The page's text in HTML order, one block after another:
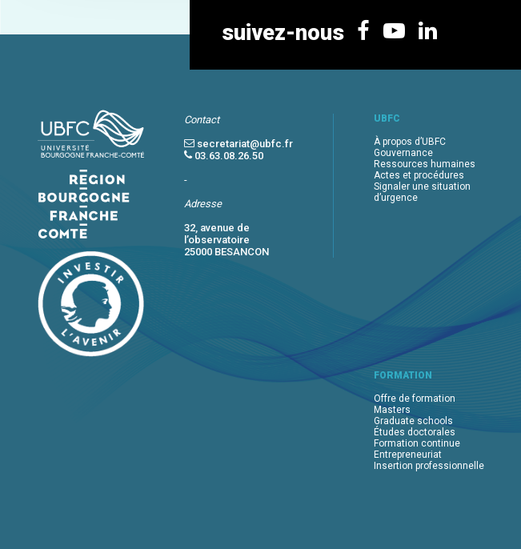
suivez-nous
Contact
secretariat@ubfc.fr
03.63.08.26.50
-
Adresse
32, avenue de
l’observatoire
25000 BESANCON
UBFC
À propos d’UBFC
Gouvernance
Ressources humaines
Actes et procédures
Signaler une situation
d’urgence
FORMATION
Offre de formation
Masters
Graduate schools
Études doctorales
Formation continue
Entrepreneuriat
Insertion professionnelle